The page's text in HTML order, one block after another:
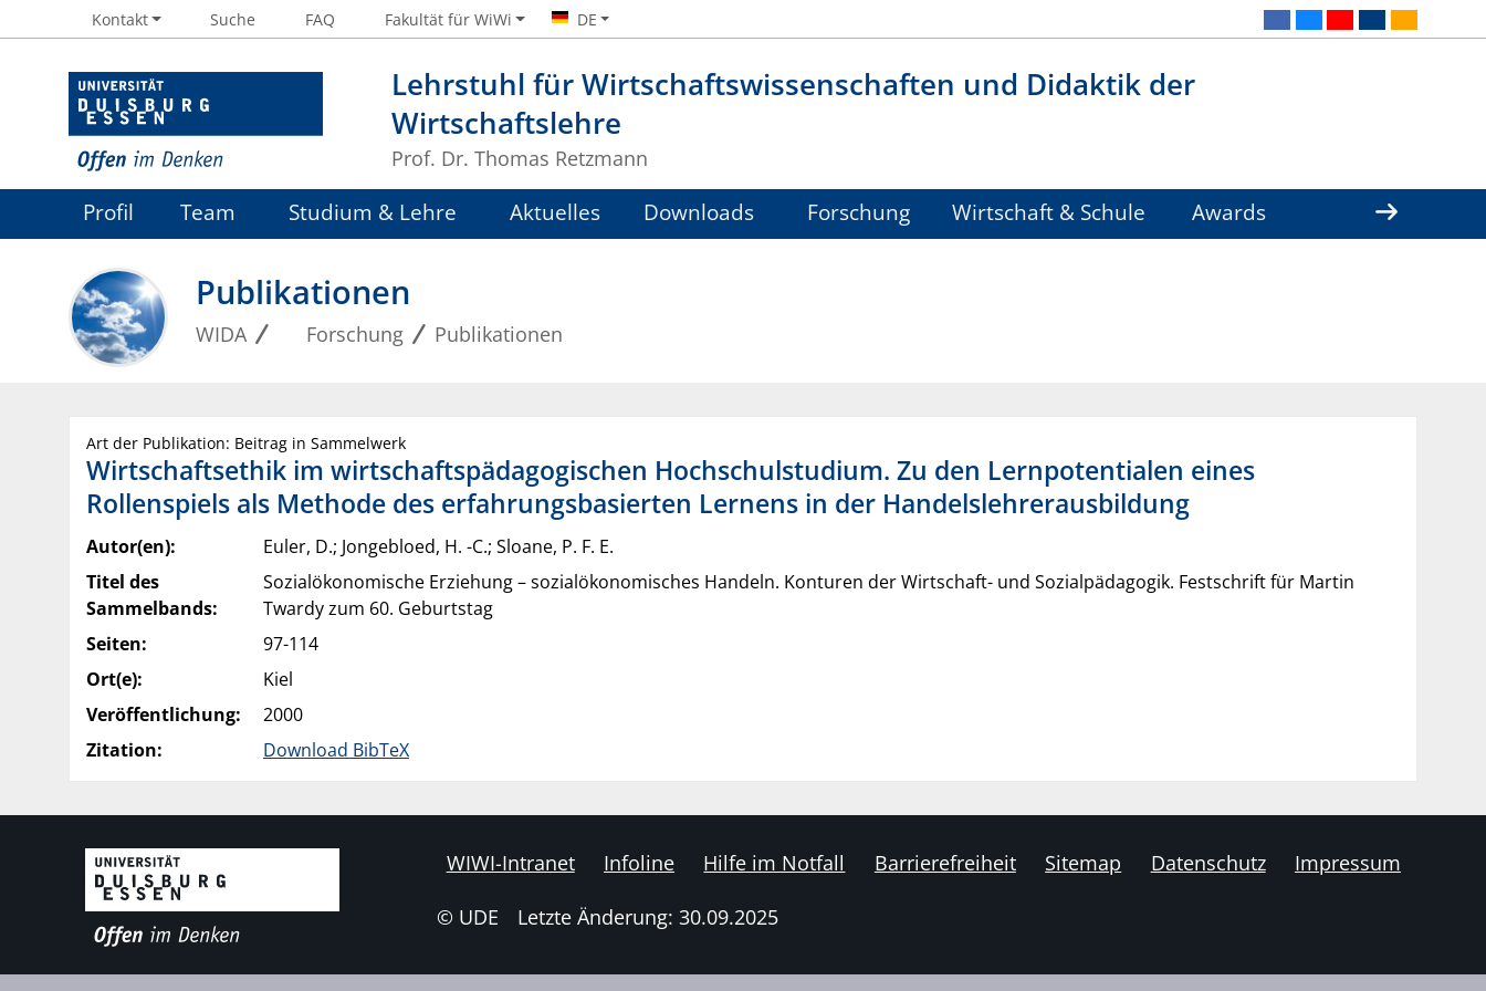
Lehrstuhl für Wirtschaftswissenschaften und Didaktik der
Wirtschaftslehre
Prof. Dr. Thomas Retzmann
Kontakt Suche FAQ Fakultät für WiWi DE
Profil Team Studium & Lehre Aktuelles Downloads Forschung Wirtschaft & Schule
Awards
Publikationen
WIDA Forschung Publikationen
Art der Publikation: Beitrag in Sammelwerk
Wirtschaftsethik im wirtschaftspädagogischen Hochschulstudium. Zu den Lernpotentialen eines
Rollenspiels als Methode des erfahrungsbasierten Lernens in der Handelslehrerausbildung
Autor(en):
Euler, D.; Jongebloed, H. -C.; Sloane, P. F. E.
Titel des
Sammelbands:
Sozialökonomische Erziehung – sozialökonomisches Handeln. Konturen der Wirtschaft- und Sozialpädagogik. Festschrift für Martin
Twardy zum 60. Geburtstag
Seiten:
97-114
Ort(e):
Kiel
Veröffentlichung:
2000
Zitation:
Download BibTeX
WIWI-Intranet Infoline Hilfe im Notfall Barrierefreiheit Sitemap Datenschutz Impressum
© UDE Letzte Änderung: 30.09.2025